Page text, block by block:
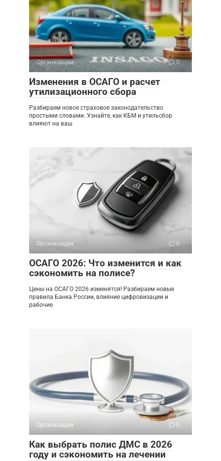
Организации 0
Изменения в ОСАГО и расчет
утилизационного сбора
Разбираем новое страховое законодательство
простыми словами. Узнайте, как КБМ и утильсбор
влияют на ваш
Организации 0
ОСАГО 2026: Что изменится и как
сэкономить на полисе?
Цены на ОСАГО 2026 изменятся! Разбираем новые
правила Банка России, влияние цифровизации и
рабочие
Организации 0
Как выбрать полис ДМС в 2026
году и сэкономить на лечении